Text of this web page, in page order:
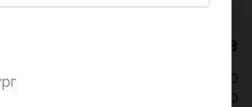
8 (800) 5000-338
Режим работы - 9:30-20:00
выходные и праздники - 10:00-19:00